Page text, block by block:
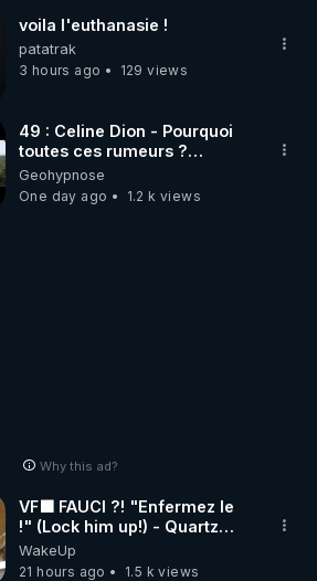
voila l'euthanasie !
patatrak
3 hours ago
129 views
49 : Celine Dion - Pourquoi
toutes ces rumeurs ?
Enquête sous hypnose
Geohypnose
One day ago
1.2 k views
Why this ad?
VF🟩 FAUCI ?! "Enfermez le
!" (Lock him up!) - Quartz
Traduction
WakeUp
21 hours ago
1.5 k views